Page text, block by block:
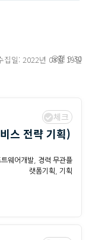
집일: 2022년 03월 19일
오전 9:30
체크
스 전략 기획)
웨어개발
경력 무관플
랫폼기획
기획